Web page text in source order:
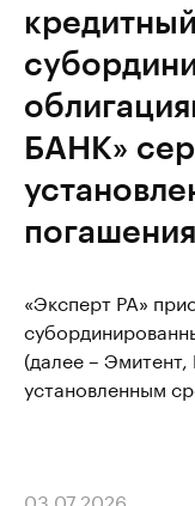
БАНК»
«Эксперт РА»
(далее –
установленным
03.07.2026